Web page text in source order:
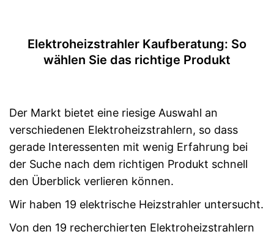
Thermostat
Überhitzungsschutz
Vorteile
Elektroheizstrahler Kaufberatung: So
wählen Sie das richtige Produkt
Der Markt bietet eine riesige Auswahl an
verschiedenen Elektroheizstrahlern, so dass
gerade Interessenten mit wenig Erfahrung bei
der Suche nach dem richtigen Produkt schnell
den Überblick verlieren können.
Wir haben 19 elektrische Heizstrahler untersucht.
Von den 19 recherchierten Elektroheizstrahlern